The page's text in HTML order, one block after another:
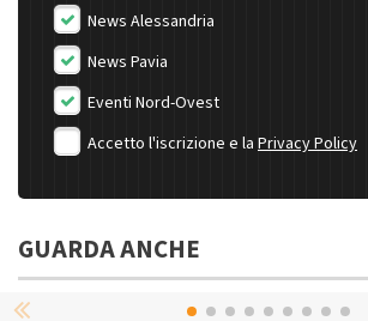
News Alessandria
News Pavia
Eventi Nord-Ovest
Accetto l'iscrizione e la Privacy Policy
GUARDA ANCHE